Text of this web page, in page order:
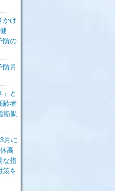
かけ
防の
防月
」と
齢者
断調
月に
高
な指
策を